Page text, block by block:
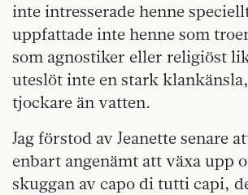
inte intresserade henne
uppfattade inte henne som
som agnostiker eller religiöst
uteslöt inte en stark
tjockare än vatten.
Jag förstod av Jeanette senare
enbart angenämt att växa upp
skuggan av capo di tutti capi,